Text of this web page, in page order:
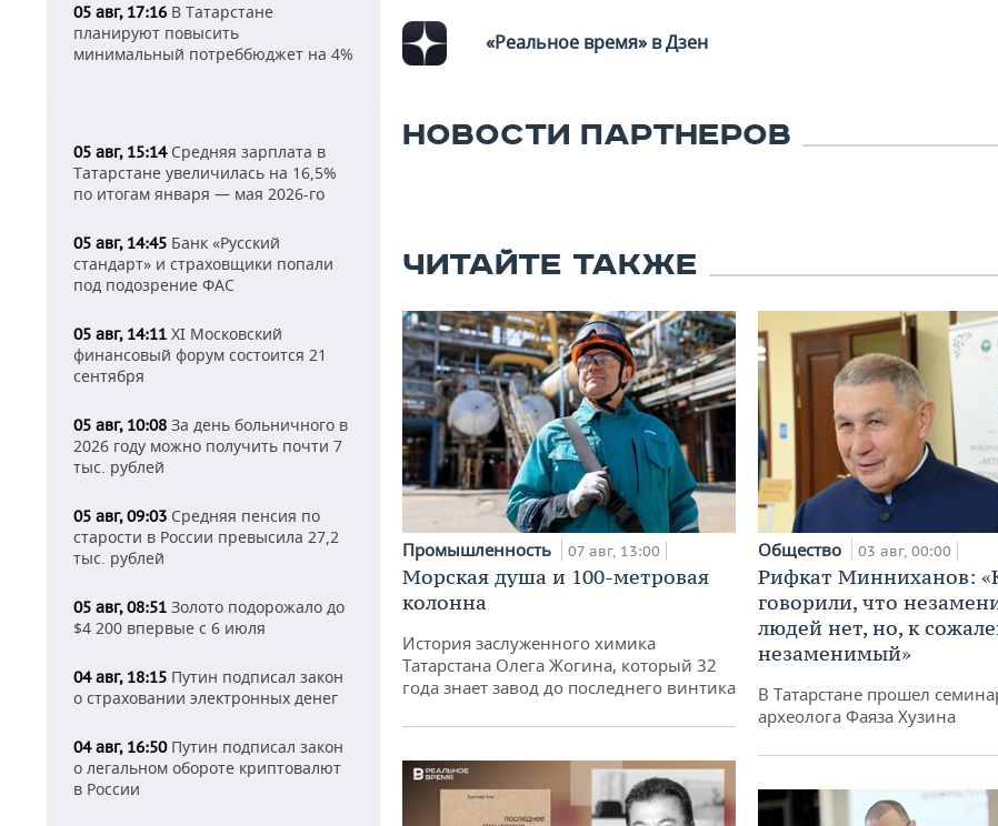
05 авг, 17:16 В Татарстане
планируют повысить
минимальный потреббюджет на 4%
05 авг, 15:14Средняя зарплата в
Татарстане увеличилась на 16,5%
по итогам января — мая 2026-го
05 авг, 14:45 Банк «Русский
стандарт» и страховщики попали
под подозрение ФАС
05 авг, 14:11 XI Московский
финансовый форум состоится 21
сентября
05 авг, 10:08 За день больничного в
2026 году можно получить почти 7
тыс. рублей
05 авг, 09:03 Средняя пенсия по
старости в России превысила 27,2
тыс. рублей
05 авг, 08:51 Золото подорожало до
$4 200 впервые с 6 июля
04 авг, 18:15 Путин подписал закон
о страховании электронных денег
04 авг, 16:50Путин подписал закон
о легальном обороте криптовалют
в России
«Реальное время» в Дзен
НОВОСТИ ПАРТНЕРОВ
ЧИТАЙТЕ ТАКЖЕ
Промышленность 07 авг, 13:00
Морская душа и 100-метровая
колонна
История заслуженного химика
Татарстана Олега Жогина, который 32
года знает завод до последнего винтика
Общество 03 авг, 00:00
Рифкат Минниханов:
говорили, что
людей нет, но, к
незаменимый»
В Татарстане прошел
археолога Фаяза Хузина